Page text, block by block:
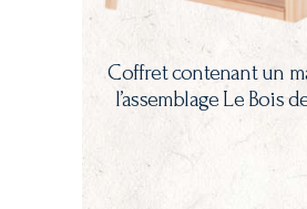
Coffret contenant un
l’assemblage Le Bois